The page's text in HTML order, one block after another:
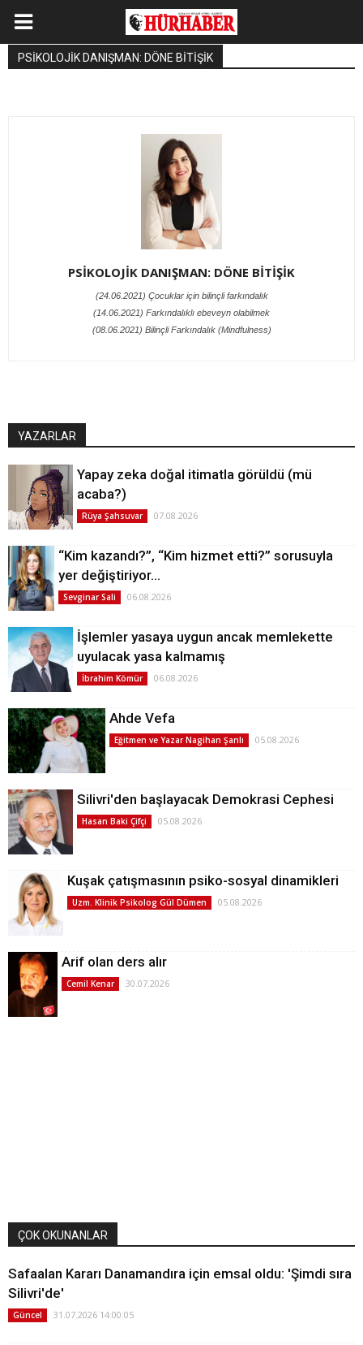
PSİKOLOJİK DANIŞMAN: DÖNE BİTİŞİK
PSİKOLOJİK DANIŞMAN: DÖNE BİTİŞİK
(24.06.2021) Çocuklar için bilinçli farkındalık
(14.06.2021) Farkındalıklı ebeveyn olabilmek
(08.06.2021) Bilinçli Farkındalık (Mindfulness)
YAZARLAR
Yapay zeka doğal itimatla görüldü (mü
acaba?)
Rüya Şahsuvar 07.08.2026
“Kim kazandı?”, “Kim hizmet etti?” sorusuyla
yer değiştiriyor…
Sevginar Sali 06.08.2026
İşlemler yasaya uygun ancak memlekette
uyulacak yasa kalmamış
İbrahim Kömür 06.08.2026
Ahde Vefa
Eğitmen ve Yazar Nagihan Şanlı 05.08.2026
Silivri'den başlayacak Demokrasi Cephesi
Hasan Baki Çifçi 05.08.2026
Kuşak çatışmasının psiko-sosyal dinamikleri
Uzm. Klinik Psikolog Gül Dümen 05.08.2026
Arif olan ders alır
Cemil Kenar 30.07.2026
ÇOK OKUNANLAR
Safaalan Kararı Danamandıra için emsal oldu: 'Şimdi sıra
Silivri'de'
Güncel 31.07.2026 14:00:05